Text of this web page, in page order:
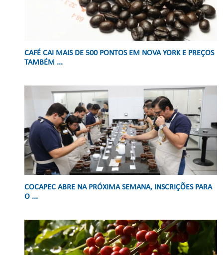
CAFÉ CAI MAIS DE 500 PONTOS EM NOVA YORK E PREÇOS
TAMBÉM ...
COCAPEC ABRE NA PRÓXIMA SEMANA, INSCRIÇÕES PARA
O ...